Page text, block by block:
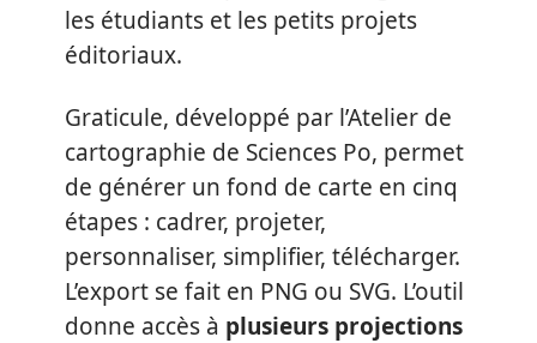
les étudiants et les petits projets
éditoriaux.
Graticule, développé par l’Atelier de
cartographie de Sciences Po, permet
de générer un fond de carte en cinq
étapes : cadrer, projeter,
personnaliser, simplifier, télécharger.
L’export se fait en PNG ou SVG. L’outil
donne accès à plusieurs projections